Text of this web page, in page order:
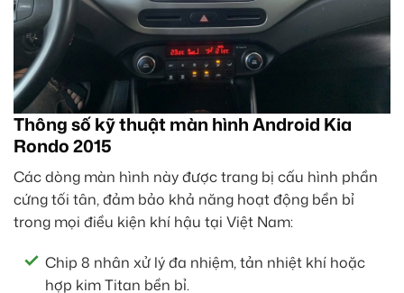
Thông số kỹ thuật màn hình Android Kia
Rondo 2015
Các dòng màn hình này được trang bị cấu hình phần
cứng tối tân, đảm bảo khả năng hoạt động bền bỉ
trong mọi điều kiện khí hậu tại Việt Nam:
Chip 8 nhân xử lý đa nhiệm, tản nhiệt khí hoặc
hợp kim Titan bền bỉ.